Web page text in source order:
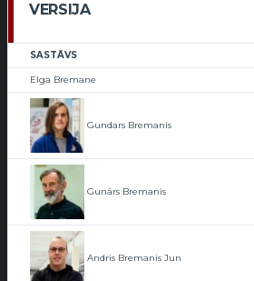
VERSIJA
SASTĀVS
Elga Bremane
Gundars Bremanis
Gunārs Bremanis
Andris Bremanis Jun